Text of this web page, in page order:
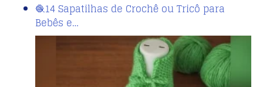
🧶14 Sapatilhas de Crochê ou Tricô para
Bebês e…